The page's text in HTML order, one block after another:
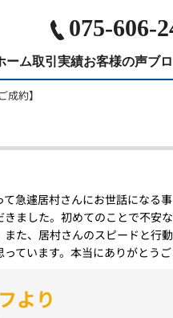
075-606-
ーム取引実績お客様の声ブ
成約】
急遽居村さんにお世話になる
ました。初めてのことで不安
また、居村さんのスピードと行
ています。本当にありがとうご
より